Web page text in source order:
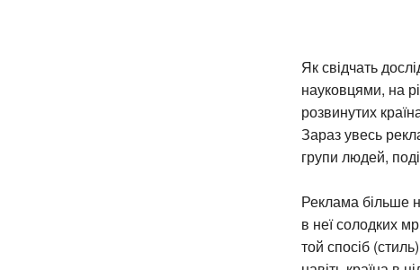
Як свідчать
науковцями, на
розвинутих
Зараз увесь
групи людей,
Реклама більше
в неї солодких
той спосіб